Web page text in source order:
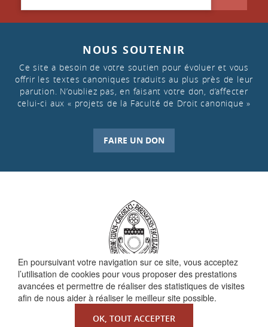
En poursuivant votre navigation sur ce site, vous acceptez
l’utilisation de cookies pour vous proposer des prestations
avancées et permettre de réaliser des statistiques de visites
afin de nous aider à réaliser le meilleur site possible.
OK, TOUT ACCEPTER
NOUS SOUTENIR
Ce site a besoin de votre soutien pour évoluer et vous
offrir les textes canoniques traduits au plus près de leur
parution. N’oubliez pas, en faisant votre don, d’affecter
celui-ci aux « projets de la Faculté de Droit canonique »
FAIRE UN DON
QUI SOMMES-NOUS ?
La Faculté de Droit canonique